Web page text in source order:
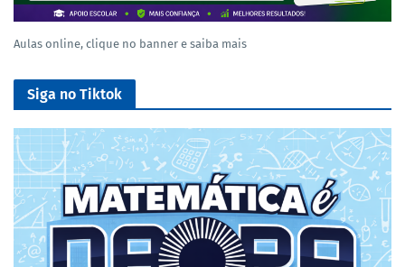
Aulas online, clique no banner e saiba mais
Siga no Tiktok